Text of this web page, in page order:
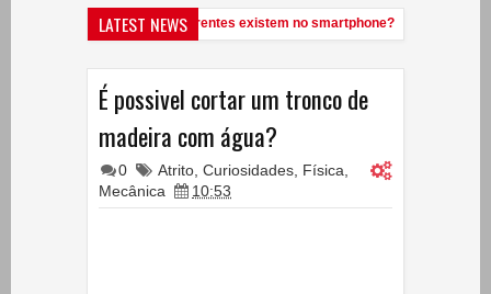
LATEST NEWS
elementos químicos diferentes existem no smartphone?
É possivel cortar um tronco de
madeira com água?
0 Atrito, Curiosidades, Física,
Mecânica
10:53